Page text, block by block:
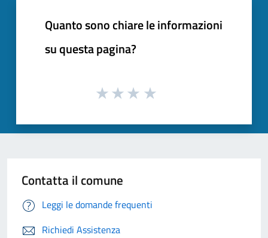
Quanto sono chiare le informazioni
su questa pagina?
Contatta il comune
Leggi le domande frequenti
Richiedi Assistenza